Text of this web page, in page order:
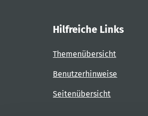
Hilfreiche Links
Themenübersicht
Benutzerhinweise
Seitenübersicht